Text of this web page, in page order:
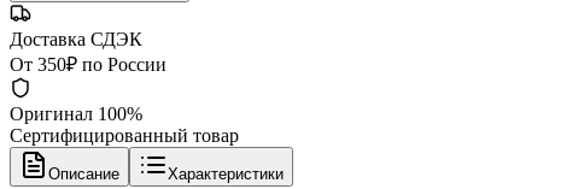
Доставка СДЭК
От 350₽ по России
Оригинал 100%
Сертифицированный товар
Описание Характеристики